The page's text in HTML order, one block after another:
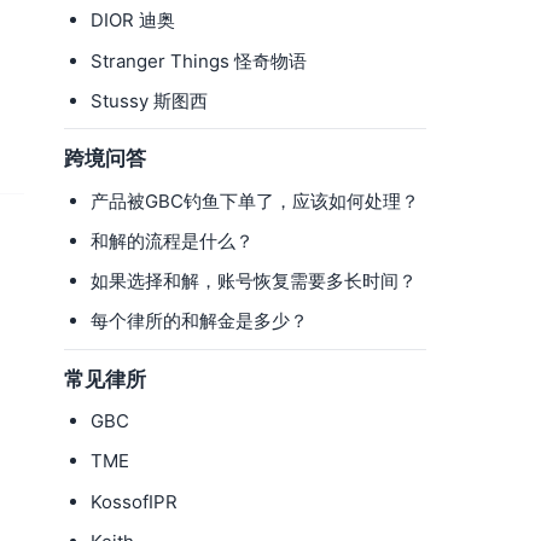
DIOR 迪奥
Stranger Things 怪奇物语
Stussy 斯图西
跨境问答
产品被GBC钓鱼下单了，应该如何处理？
和解的流程是什么？
如果选择和解，账号恢复需要多长时间？
每个律所的和解金是多少？
常见律所
GBC
TME
KossofIPR